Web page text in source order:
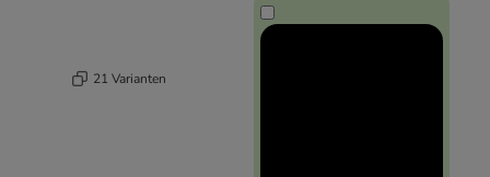
21 Varianten